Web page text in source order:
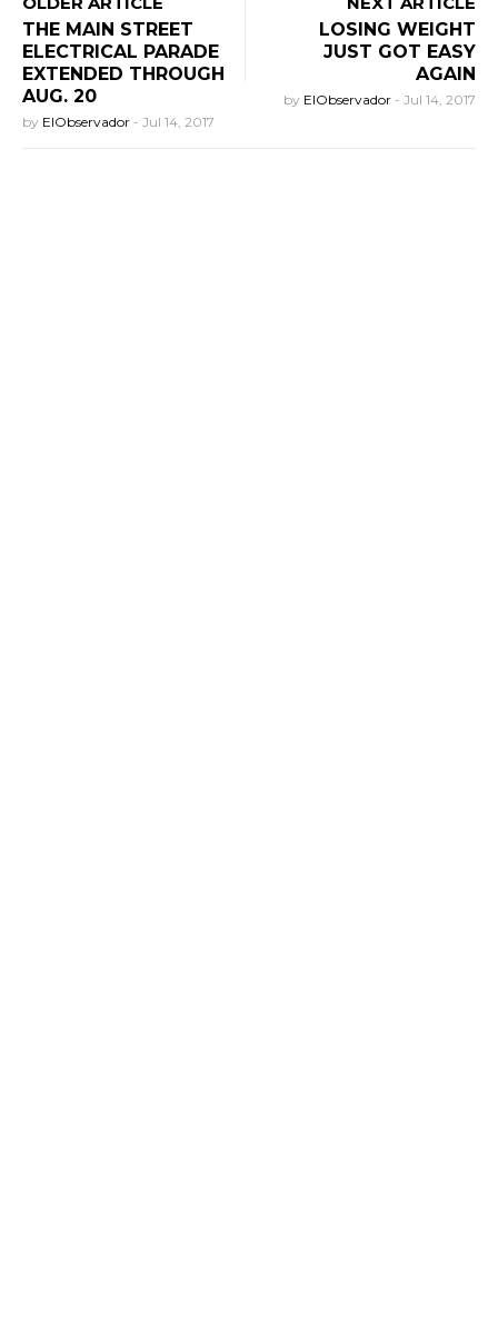
THE MAIN STREET
ELECTRICAL PARADE
EXTENDED THROUGH
AUG. 20
by ElObservador - Jul 14, 2017
LOSING WEIGHT
JUST GOT EASY
AGAIN
by ElObservador - Jul 14, 2017